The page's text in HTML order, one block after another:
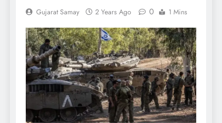
Gujarat Samay 2 Years Ago 0 1 Mins